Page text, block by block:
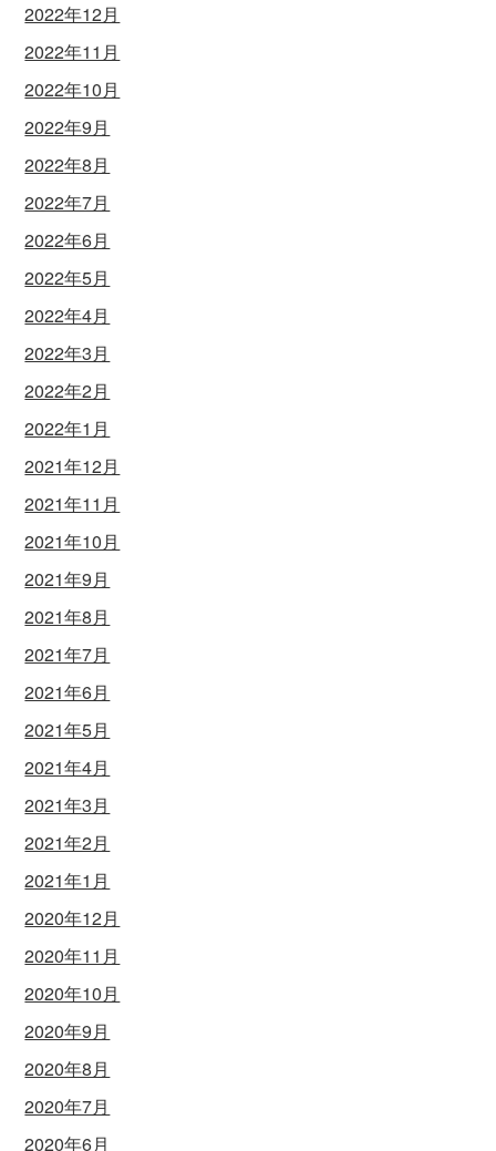
2022年12月
2022年11月
2022年10月
2022年9月
2022年8月
2022年7月
2022年6月
2022年5月
2022年4月
2022年3月
2022年2月
2022年1月
2021年12月
2021年11月
2021年10月
2021年9月
2021年8月
2021年7月
2021年6月
2021年5月
2021年4月
2021年3月
2021年2月
2021年1月
2020年12月
2020年11月
2020年10月
2020年9月
2020年8月
2020年7月
2020年6月